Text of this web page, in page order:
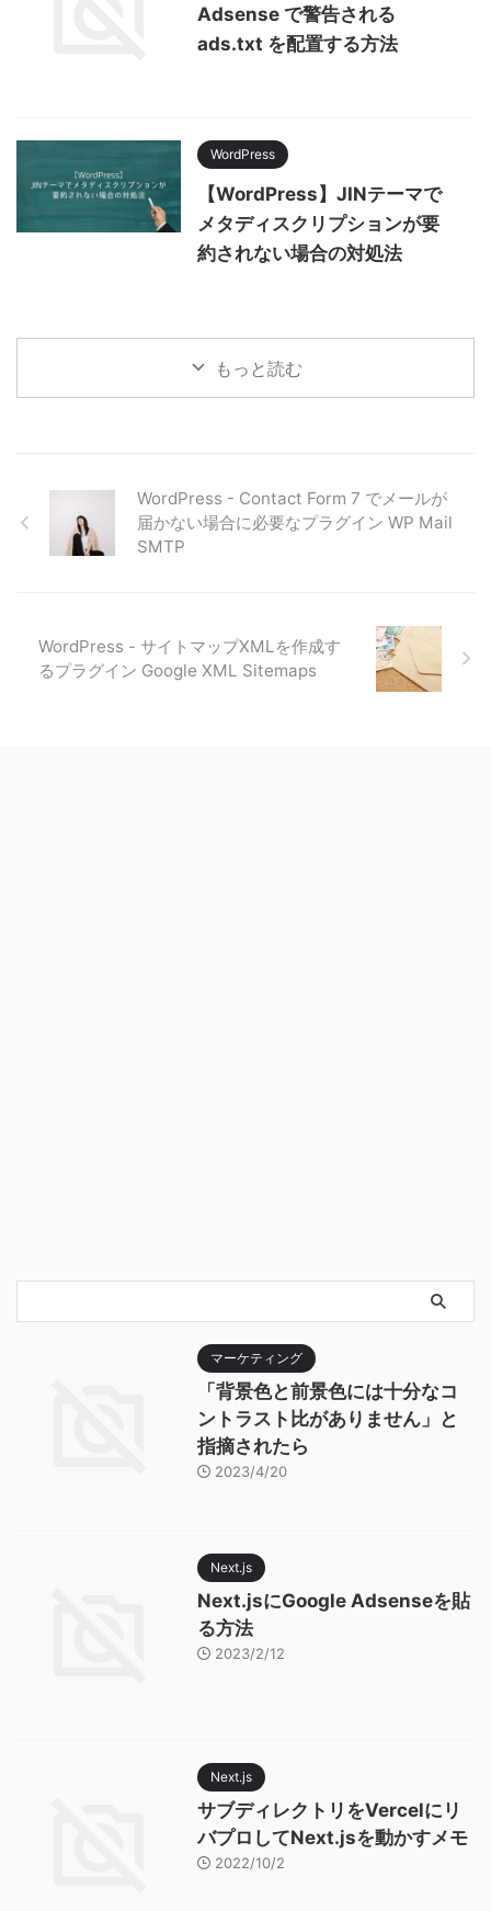
Adsense で警告される
ads.txt を配置する方法
WordPress
【WordPress】JINテーマで
メタディスクリプションが要
約されない場合の対処法
もっと読む
WordPress - Contact Form 7 でメールが
届かない場合に必要なプラグイン WP Mail
SMTP
WordPress - サイトマップXMLを作成す
るプラグイン Google XML Sitemaps
マーケティング
「背景色と前景色には十分なコ
ントラスト比がありません」と
指摘されたら
2023/4/20
Next.js
Next.jsにGoogle Adsenseを貼
る方法
2023/2/12
Next.js
サブディレクトリをVercelにリ
バプロしてNext.jsを動かすメモ
2022/10/2